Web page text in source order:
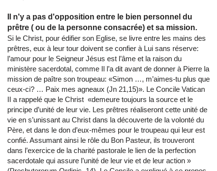
Il n'y a pas d'opposition entre le bien personnel du
prêtre ( ou de la personne consacrée) et sa mission.
Si le Christ, pour édifier son Eglise, se livre entre les mains des
prêtres, eux à leur tour doivent se confier à Lui sans réserve:
l’amour pour le Seigneur Jésus est l’âme et la raison du
ministère sacerdotal, comme Il l’a dit avant de donner à Pierre la
mission de paître son troupeau: «Simon …, m’aimes-tu plus que
ceux-ci? … Paix mes agneaux (Jn 21,15)». Le Concile Vatican
II a rappelé que le Christ «demeure toujours la source et le
principe d’unité de leur vie. Les prêtres réaliseront cette unité de
vie en s’unissant au Christ dans la découverte de la volonté du
Père, et dans le don d’eux-mêmes pour le troupeau qui leur est
confié. Assumant ainsi le rôle du Bon Pasteur, ils trouveront
dans l’exercice de la charité pastorale le lien de la perfection
sacerdotale qui assure l’unité de leur vie et de leur action »